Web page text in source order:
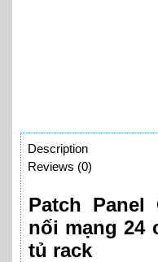
Description
Reviews (0)
Patch Panel
nối mạng 24
tủ rack